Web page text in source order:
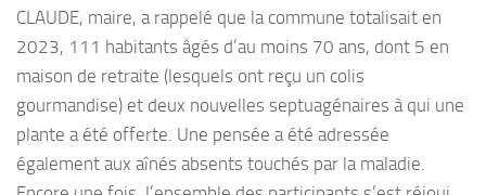
CLAUDE, maire, a rappelé que la commune totalisait en
2023, 111 habitants âgés d’au moins 70 ans, dont 5 en
maison de retraite (lesquels ont reçu un colis
gourmandise) et deux nouvelles septuagénaires à qui une
plante a été offerte. Une pensée a été adressée
également aux aînés absents touchés par la maladie.